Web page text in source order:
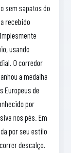
sem sapatos do
recebido
usando
O corredor
a medalha
Europeus de
por
nos pés. Em
por seu estilo
descalço.